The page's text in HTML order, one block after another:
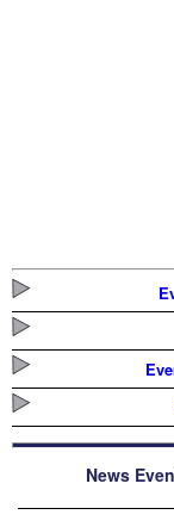
News